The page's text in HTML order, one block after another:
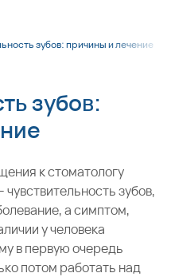
зубов: причины и лечение
зубов:
к стоматологу
зубов,
а симптом,
у человека
в первую очередь
потом работать над